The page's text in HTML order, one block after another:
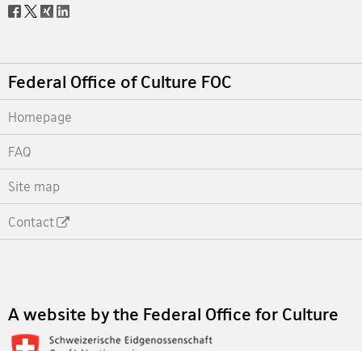
Social
Footer
Federal Office of Culture FOC
Homepage
FAQ
Site map
Contact
A website by the Federal Office for Culture